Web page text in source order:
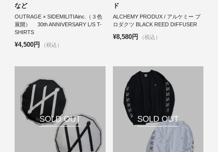
など
OUTRAGE × SIDEMILITIAinc.（３色
展開） 30th ANNIVERSARY L/S T-
SHIRTS
¥4,500円 （税込）
ド
ALCHEMY PRODUX / アルケミー プ
ロダクツ BLACK REED DIFFUSER
¥8,580円 （税込）
SOLD OUT SOLD OUT